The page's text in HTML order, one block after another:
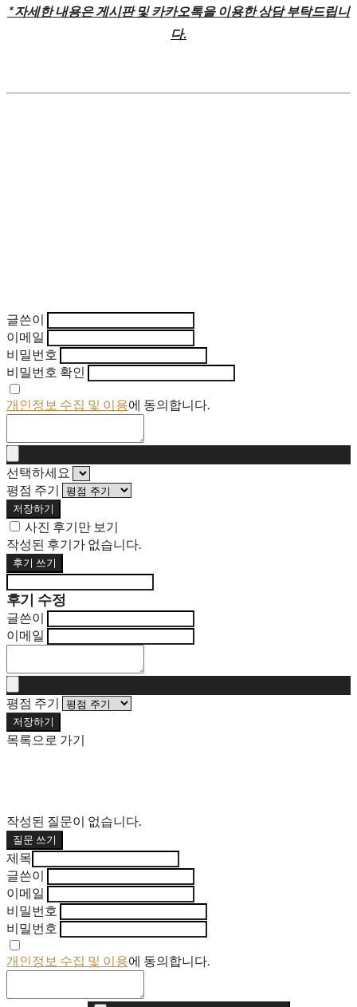
* 자세한 내용은 게시판 및 카카오톡을 이용한 상담 부탁드립니
다.
글쓴이
이메일
비밀번호
비밀번호 확인
개인정보 수집 및 이용에 동의합니다.
선택하세요
평점 주기
저장하기
사진 후기만 보기
작성된 후기가 없습니다.
후기 쓰기
후기 수정
글쓴이
이메일
평점 주기
저장하기
목록으로 가기
작성된 질문이 없습니다.
질문 쓰기
제목
글쓴이
이메일
비밀번호
비밀번호
개인정보 수집 및 이용에 동의합니다.